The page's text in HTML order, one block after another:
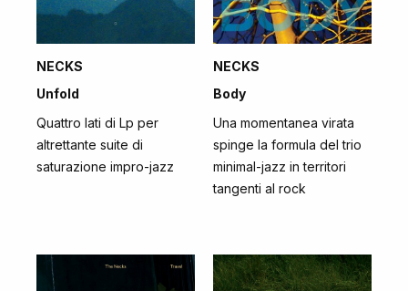
NECKS
Unfold
Quattro lati di Lp per
altrettante suite di
saturazione impro-jazz
NECKS
Body
Una momentanea virata
spinge la formula del trio
minimal-jazz in territori
tangenti al rock